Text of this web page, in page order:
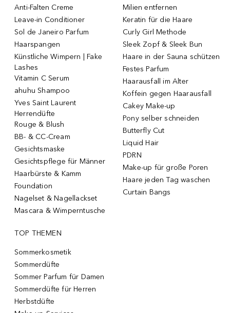
Anti-Falten Creme
Leave-in Conditioner
Sol de Janeiro Parfum
Haarspangen
Künstliche Wimpern | Fake
Lashes
Vitamin C Serum
ahuhu Shampoo
Yves Saint Laurent
Herrendüfte
Rouge & Blush
BB- & CC-Cream
Gesichtsmaske
Gesichtspflege für Männer
Haarbürste & Kamm
Foundation
Nagelset & Nagellackset
Mascara & Wimperntusche
Milien entfernen
Keratin für die Haare
Curly Girl Methode
Sleek Zopf & Sleek Bun
Haare in der Sauna schützen
Festes Parfum
Haarausfall im Alter
Koffein gegen Haarausfall
Cakey Make-up
Pony selber schneiden
Butterfly Cut
Liquid Hair
PDRN
Make-up für große Poren
Haare jeden Tag waschen
Curtain Bangs
TOP THEMEN
Sommerkosmetik
Sommerdüfte
Sommer Parfum für Damen
Sommerdüfte für Herren
Herbstdüfte